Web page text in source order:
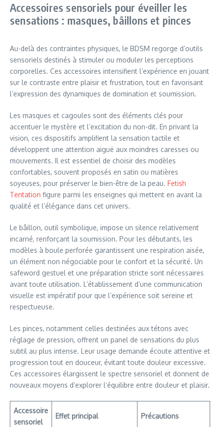
Accessoires sensoriels pour éveiller les
sensations : masques, bâillons et pinces
Au-delà des contraintes physiques, le BDSM regorge d’outils
sensoriels destinés à stimuler ou moduler les perceptions
corporelles. Ces accessoires intensifient l’expérience en jouant
sur le contraste entre plaisir et frustration, tout en favorisant
l’expression des dynamiques de domination et soumission.
Les masques et cagoules sont des éléments clés pour
accentuer le mystère et l’excitation du non-dit. En privant la
vision, ces dispositifs amplifient la sensation tactile et
développent une attention aiguë aux moindres caresses ou
mouvements. Il est essentiel de choisir des modèles
confortables, souvent proposés en satin ou matières
soyeuses, pour préserver le bien-être de la peau. Fetish
Tentation figure parmi les enseignes qui mettent en avant la
qualité et l’élégance dans cet univers.
Le bâillon, outil symbolique, impose un silence relativement
incarné, renforçant la soumission. Pour les débutants, les
modèles à boule perforée garantissent une respiration aisée,
un élément non négociable pour le confort et la sécurité. Un
safeword gestuel et une préparation stricte sont nécessaires
avant toute utilisation. L’établissement d’une communication
visuelle est impératif pour que l’expérience soit sereine et
respectueuse.
Les pinces, notamment celles destinées aux tétons avec
réglage de pression, offrent un panel de sensations du plus
subtil au plus intense. Leur usage demande écoute attentive et
progression tout en douceur, évitant toute douleur excessive.
Ces accessoires élargissent le spectre sensoriel et donnent de
nouveaux moyens d’explorer l’équilibre entre douleur et plaisir.
Accessoire
sensoriel
Effet principal Précautions